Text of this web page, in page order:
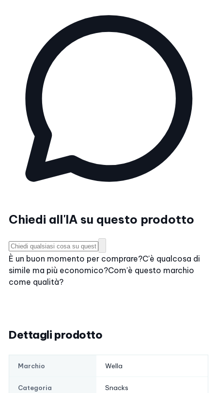
Chiedi all'IA su questo prodotto
È un buon momento per comprare?C'è qualcosa di
simile ma più economico?Com'è questo marchio
come qualità?
Dettagli prodotto
Marchio Wella
Categoria Snacks